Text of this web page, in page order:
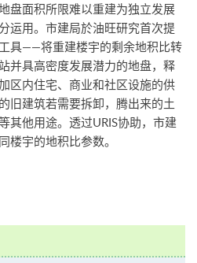
盘面积所限难以重建为独立发展
运用。市建局於油旺研究首次提
具——将重建楼宇的剩余地积比转
并具高密度发展潜力的地盘，释
区内住宅、商业和社区设施的供
旧建筑若需要拆卸，腾出来的土
其他用途。透过URIS协助，市建
楼宇的地积比参数。